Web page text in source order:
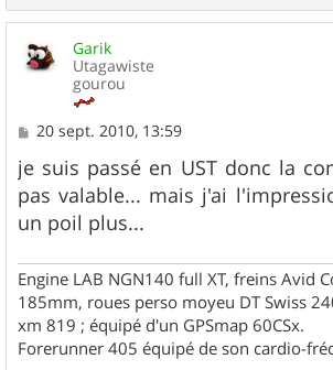
Garik
Utagawiste
gourou
M
s
s
a
g
e
20 sept. 2010, 13:59
je suis passé en UST donc la
pas valable... mais j'ai
un poil plus...
Engine LAB NGN140 full XT, freins Avid
185mm, roues perso moyeu DT Swiss
xm 819 ; équipé d'un GPSmap 60CSx.
Forerunner 405 équipé de son cardio-